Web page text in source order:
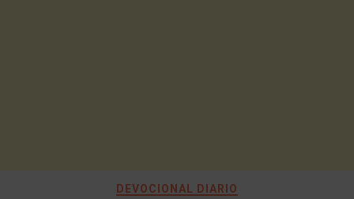
DEVOCIONAL DIARIO